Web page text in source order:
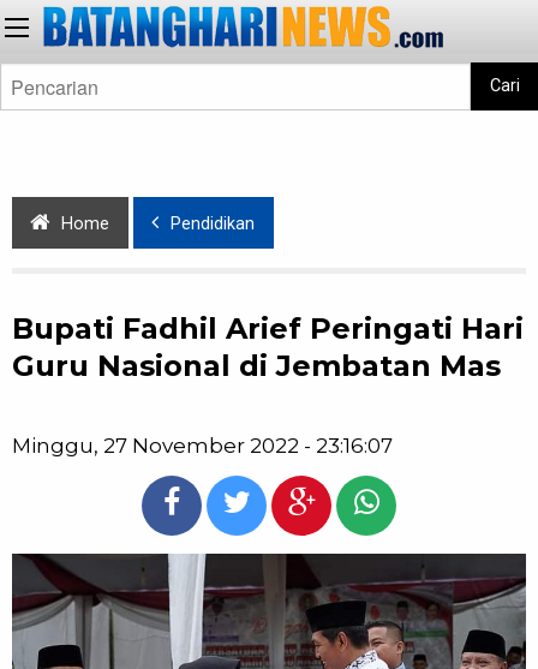
Cari
Home Pendidikan
Bupati Fadhil Arief Peringati Hari
Guru Nasional di Jembatan Mas
Minggu, 27 November 2022 - 23:16:07